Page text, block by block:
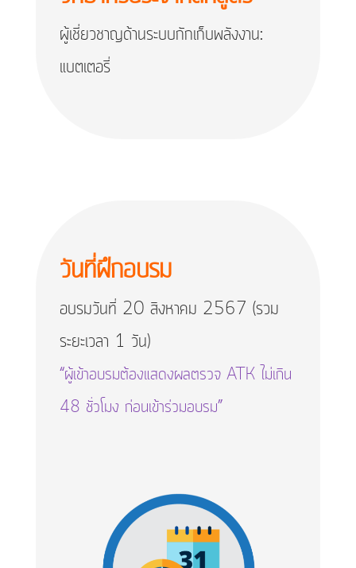
ผู้เชี่ยวชาญด้านระบบกักเก็บพลังงาน:
แบตเตอรี่
วันที่ฝึกอบรม
อบรมวันที่ 20 สิงหาคม 2567 (รวม
ระยะเวลา 1 วัน)
“ผู้เข้าอบรมต้องแสดงผลตรวจ ATK ไม่เกิน
48 ชั่วโมง ก่อนเข้าร่วมอบรม”